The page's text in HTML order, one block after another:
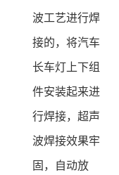
波工艺进行焊
接的，将汽车
长车灯上下组
件安装起来进
行焊接，超声
波焊接效果牢
固，自动放